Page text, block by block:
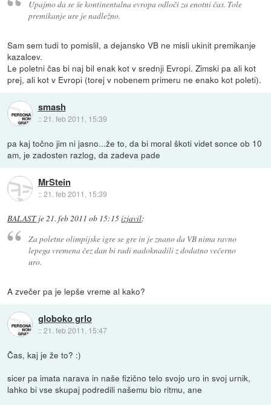
Upajmo da se še kontinentalna evropa odloči za enotni čas. Tole
premikanje ure je nadležno.
Sam sem tudi to pomislil, a dejansko VB ne misli ukinit premikanje
kazalcev.
Le poletni čas bi naj bil enak kot v srednji Evropi. Zimski pa ali kot
prej, ali kot v Evropi (torej v nobenem primeru ne enako kot poleti).
smash
::21. feb 2011, 15:39
pa kaj točno jim ni jasno...že to, da bi moral škoti videt sonce ob 10
am, je zadosten razlog, da zadeva pade
MrStein
::21. feb 2011, 15:39
BALASTje21. feb 2011 ob 15:15izjavil:
Za poletne olimpijske igre se gre in je znano da VB nima ravno
lepega vremena čez dan bi radi nadoknadili z dodatno večerno
uro.
A zvečer pa je lepše vreme al kako?
globoko grlo
::21. feb 2011, 15:47
Čas, kaj je že to? :)
sicer pa imata narava in naše fizično telo svojo uro in svoj urnik,
lahko bi vse skupaj podredili našemu bio ritmu, ane